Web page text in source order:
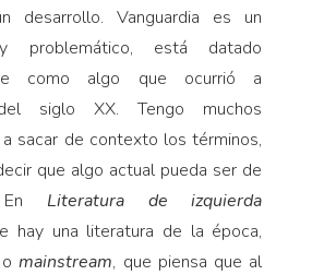
desarrollo. Vanguardia es un
problemático, está datado
como algo que ocurrió a
siglo XX. Tengo muchos
sacar de contexto los términos,
que algo actual pueda ser de
En Literatura de izquierda
hay una literatura de la época,
omainstream, que piensa que al